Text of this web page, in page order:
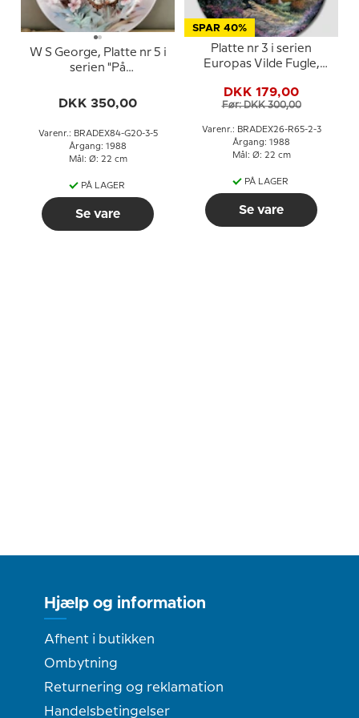
W S George, Platte nr 5 i
serien "På
Vinger"
DKK 350,00
Varenr.: BRADEX84-G20-3-5
Årgang: 1988
Mål: Ø: 22 cm
PÅ LAGER
Se vare
SPAR 40%
Platte nr 3 i serien
Europas Vilde Fugle,
DKK 179,00
Før: DKK 300,00
Varenr.: BRADEX26-R65-2-3
Årgang: 1988
Mål: Ø: 22 cm
PÅ LAGER
Se vare
Hjælp og information
Afhent i butikken
Ombytning
Returnering og reklamation
Handelsbetingelser